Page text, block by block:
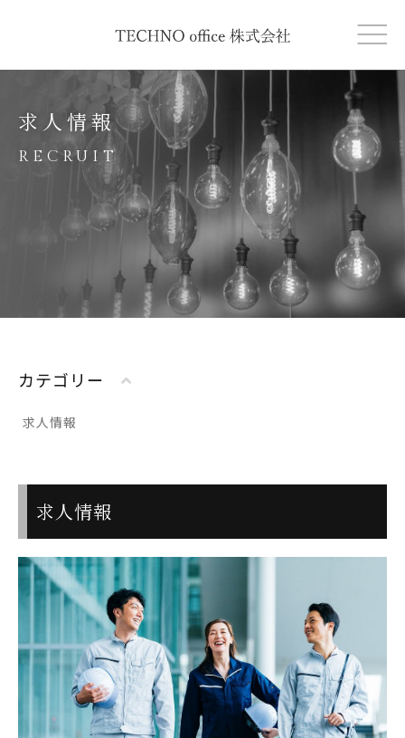
求人情報
RECRUIT
カテゴリー
求人情報
求人情報